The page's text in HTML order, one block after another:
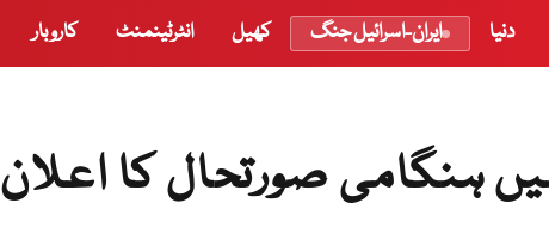
دنیا ایران-اسرائیل جنگ کھیل انٹرٹینمنٹ کاروبار
ہنگامی صورتحال کا اعلان